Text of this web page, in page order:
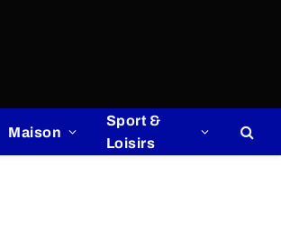
Maison
Sport &
Loisirs